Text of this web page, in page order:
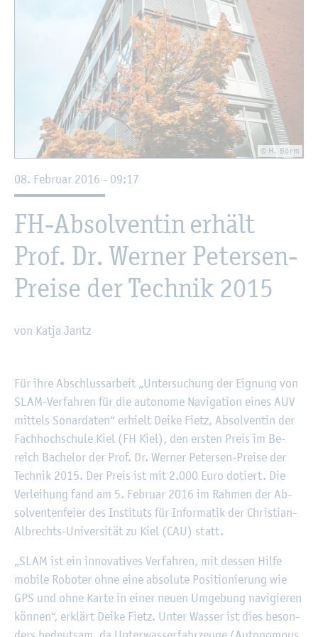
© H. Börm
08. Fe­bru­ar 2016 - 09:17
FH-Ab­sol­ven­tin er­hält
Prof. Dr. Wer­ner Pe­ter­sen-
Prei­se der Tech­nik 2015
von Katja Jantz
Für ihre Ab­schluss­ar­beit „Un­ter­su­chung der Eig­nung von
SLAM-Ver­fah­ren für die au­to­no­me Na­vi­ga­ti­on eines AUV
mit­tels So­nar­da­ten“ er­hielt Deike Fietz, Ab­sol­ven­tin der
Fach­hoch­schu­le Kiel (FH Kiel), den ers­ten Preis im Be­
reich Ba­che­lor der Prof. Dr. Wer­ner Pe­ter­sen-Prei­se der
Tech­nik 2015. Der Preis ist mit 2.000 Euro do­tiert. Die
Ver­lei­hung fand am 5. Fe­bru­ar 2016 im Rah­men der Ab­
sol­ven­ten­fei­er des In­sti­tuts für In­for­ma­tik der Chris­ti­an-
Al­brechts-Uni­ver­si­tät zu Kiel (CAU) statt.
„SLAM ist ein in­no­va­ti­ves Ver­fah­ren, mit des­sen Hilfe
mo­bi­le Ro­bo­ter ohne eine ab­so­lu­te Po­si­tio­nie­rung wie
GPS und ohne Karte in einer neuen Um­ge­bung na­vi­gie­ren
kön­nen“, er­klärt Deike Fietz. Unter Was­ser ist dies be­son­
©Fach­hoch­schu­le Kiel